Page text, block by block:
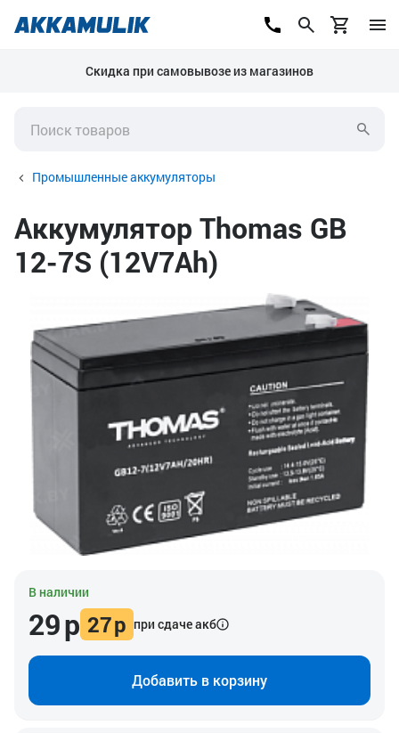
Скидка при самовывозе из магазинов
Промышленные аккумуляторы
Аккумулятор Thomas GB
12-7S (12V7Ah)
В наличии
29р 27р при сдаче акб
Добавить в корзину